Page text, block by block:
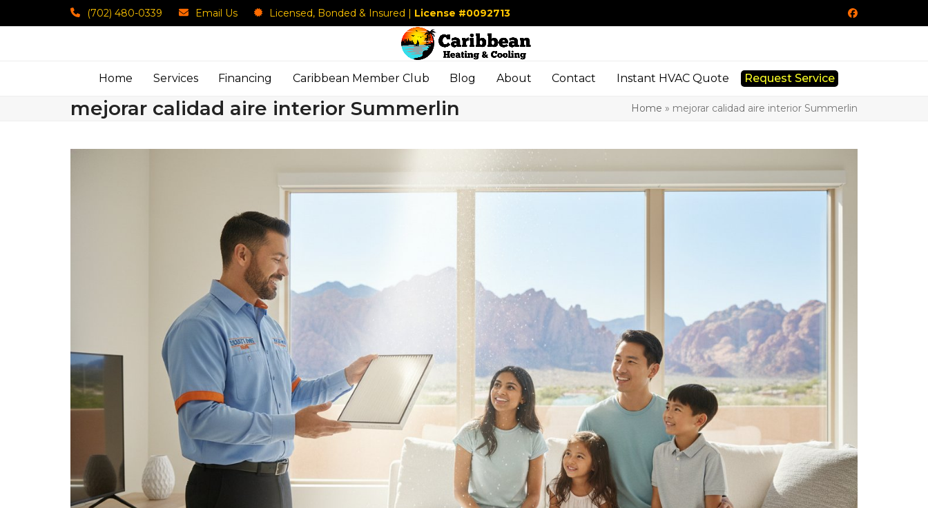
to
(702) 480-0339 Email Us Licensed, Bonded & Insured | License #0092713 Facebook
Home Services Financing Caribbean Member Club Blog About Contact Instant HVAC Quote Request Service
mejorar calidad aire interior Summerlin Home » mejorar calidad aire interior Summerlin